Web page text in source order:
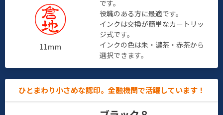
11mm
です。
役職のある方に最適です。
インクは交換が簡単なカートリッ
ジ式です。
インクの色は朱・濃茶・赤茶から
選択できます。
ひとまわり小さめな認印。金融機関で活躍しています！